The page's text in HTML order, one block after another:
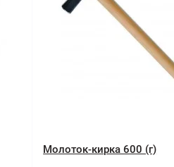
Молоток-кирка 600 (г)